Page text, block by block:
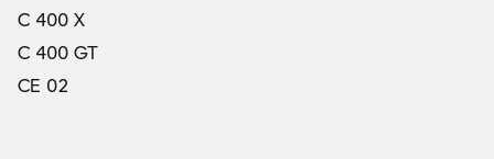
C 400 X
C 400 GT
CE 02